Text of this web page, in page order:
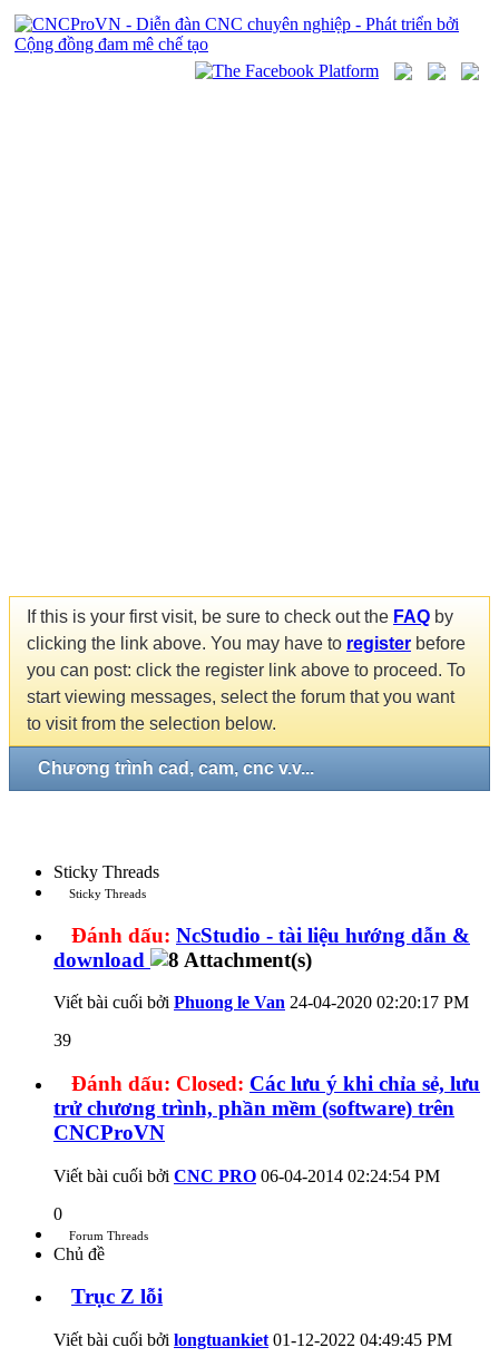
If this is your first visit, be sure to check out the FAQ by
clicking the link above. You may have to register before
you can post: click the register link above to proceed. To
start viewing messages, select the forum that you want
to visit from the selection below.
Chương trình cad, cam, cnc v.v...
Sticky Threads
Sticky Threads
Đánh dấu: NcStudio - tài liệu hướng dẫn &
download
Viết bài cuối bởi Phuong le Van 24-04-2020 02:20:17 PM
39
Đánh dấu: Closed: Các lưu ý khi chỉa sẻ, lưu
trử chương trình, phần mềm (software) trên
CNCProVN
Viết bài cuối bởi CNC PRO 06-04-2014 02:24:54 PM
0
Forum Threads
Chủ đề
Trục Z lỗi
Viết bài cuối bởi longtuankiet 01-12-2022 04:49:45 PM